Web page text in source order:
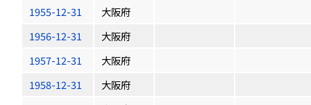
1955-12-31
大阪府
1956-12-31
大阪府
1957-12-31
大阪府
1958-12-31
大阪府